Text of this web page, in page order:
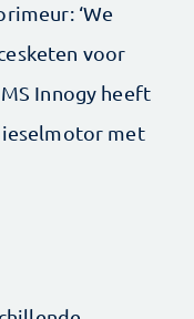
‘We
voor
Innogy heeft
met